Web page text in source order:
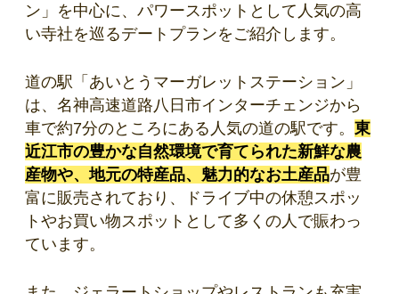
ン」を中心に、パワースポットとして人気の高
い寺社を巡るデートプランをご紹介します。
道の駅「あいとうマーガレットステーション」
は、名神高速道路八日市インターチェンジから
車で約7分のところにある人気の道の駅です。 東
近江市の豊かな自然環境で育てられた新鮮な農
産物や、地元の特産品、魅力的なお土産品が豊
富に販売されており、ドライブ中の休憩スポッ
トやお買い物スポットとして多くの人で賑わっ
ています。